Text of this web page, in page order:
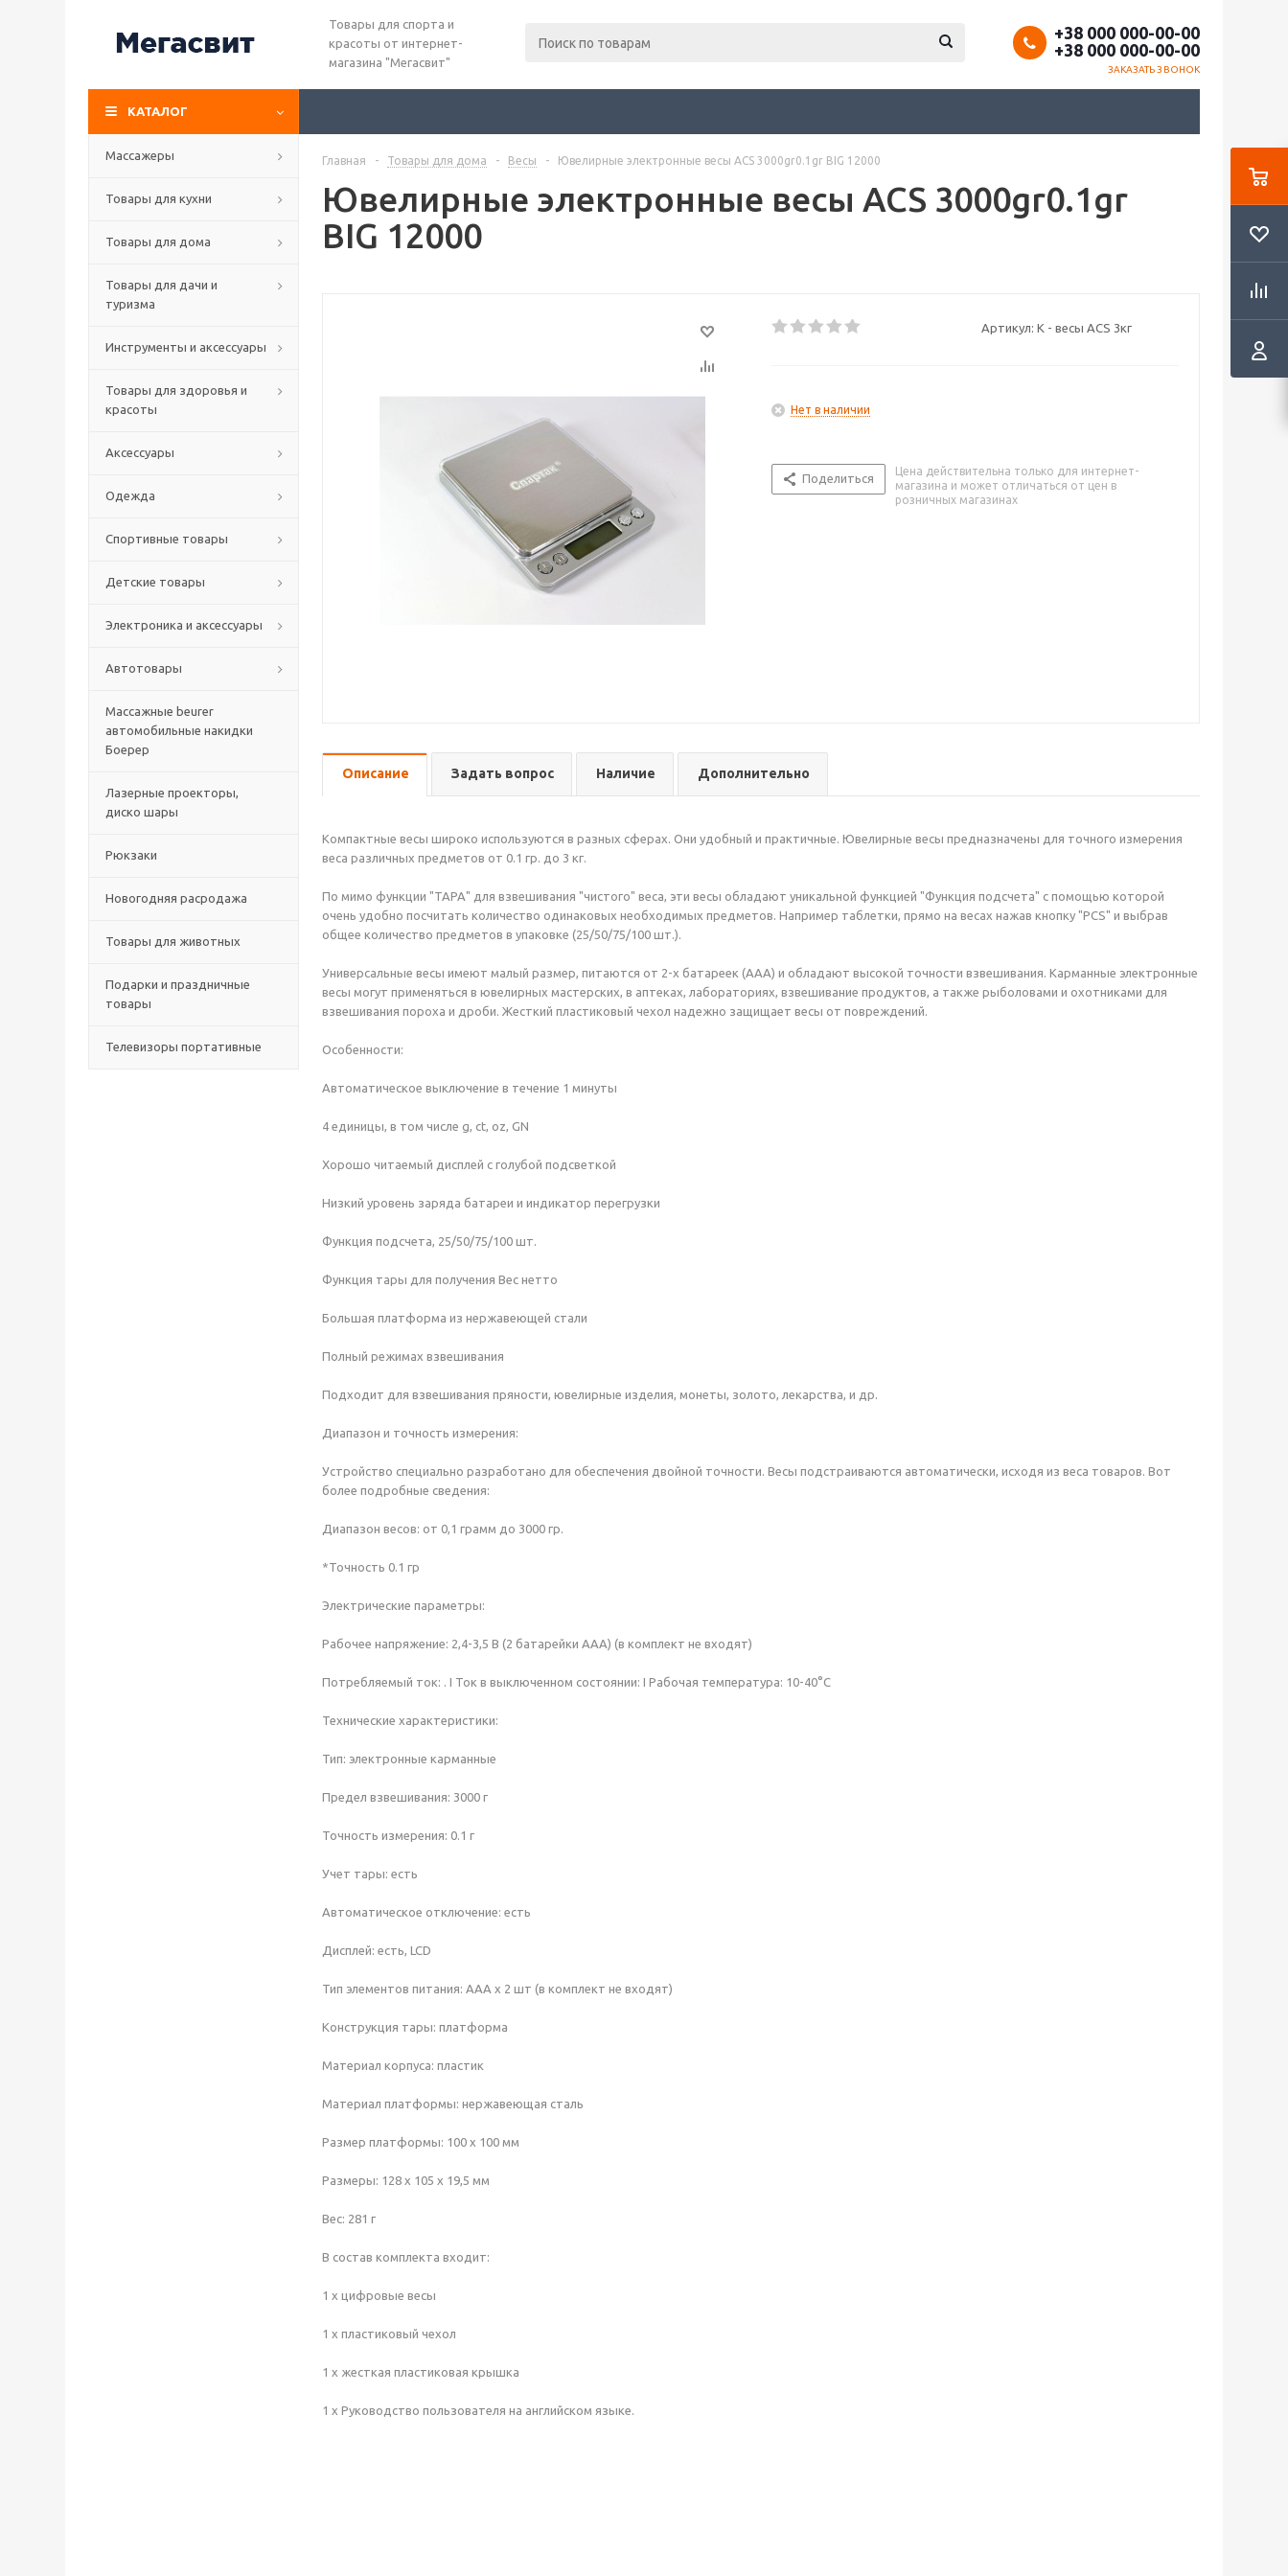
Товары для спорта и
красоты от интернет-
магазина "Мегасвит"
+38 000 000-00-00
+38 000 000-00-00
ЗАКАЗАТЬ ЗВОНОК
КАТАЛОГ
Массажеры
Товары для кухни
Товары для дома
Товары для дачи и
туризма
Инструменты и аксессуары
Товары для здоровья и
красоты
Аксессуары
Одежда
Спортивные товары
Детские товары
Электроника и аксессуары
Автотовары
Массажные beurer
автомобильные накидки
Боерер
Лазерные проекторы,
диско шары
Рюкзаки
Новогодняя расродажа
Товары для животных
Подарки и праздничные
товары
Телевизоры портативные
Главная - Товары для дома - Весы - Ювелирные электронные весы ACS 3000gr0.1gr BIG 12000
Ювелирные электронные весы ACS 3000gr0.1gr
BIG 12000
Артикул: К - весы ACS 3кг
Нет в наличии
Поделиться
Цена действительна только для интернет-
магазина и может отличаться от цен в
розничных магазинах
Описание Задать вопрос Наличие Дополнительно
Компактные весы широко используются в разных сферах. Они удобный и практичные. Ювелирные весы предназначены для точного измерения
веса различных предметов от 0.1 гр. до 3 кг.
По мимо функции "ТАРА" для взвешивания "чистого" веса, эти весы обладают уникальной функцией "Функция подсчета" с помощью которой
очень удобно посчитать количество одинаковых необходимых предметов. Например таблетки, прямо на весах нажав кнопку "PCS" и выбрав
общее количество предметов в упаковке (25/50/75/100 шт.).
Универсальные весы имеют малый размер, питаются от 2-х батареек (ААА) и обладают высокой точности взвешивания. Карманные электронные
весы могут применяться в ювелирных мастерских, в аптеках, лабораториях, взвешивание продуктов, а также рыболовами и охотниками для
взвешивания пороха и дроби. Жесткий пластиковый чехол надежно защищает весы от повреждений.
Особенности:
Автоматическое выключение в течение 1 минуты
4 единицы, в том числе g, ct, oz, GN
Хорошо читаемый дисплей с голубой подсветкой
Низкий уровень заряда батареи и индикатор перегрузки
Функция подсчета, 25/50/75/100 шт.
Функция тары для получения Вес нетто
Большая платформа из нержавеющей стали
Полный режимах взвешивания
Подходит для взвешивания пряности, ювелирные изделия, монеты, золото, лекарства, и др.
Диапазон и точность измерения:
Устройство специально разработано для обеспечения двойной точности. Весы подстраиваются автоматически, исходя из веса товаров. Вот
более подробные сведения:
Диапазон весов: от 0,1 грамм до 3000 гр.
*Точность 0.1 гр
Электрические параметры:
Рабочее напряжение: 2,4-3,5 В (2 батарейки AAA) (в комплект не входят)
Потребляемый ток: . I Ток в выключенном состоянии: I Рабочая температура: 10-40°C
Технические характеристики:
Тип: электронные карманные
Предел взвешивания: 3000 г
Точность измерения: 0.1 г
Учет тары: есть
Автоматическое отключение: есть
Дисплей: есть, LCD
Тип элементов питания: ААА х 2 шт (в комплект не входят)
Конструкция тары: платформа
Материал корпуса: пластик
Материал платформы: нержавеющая сталь
Размер платформы: 100 х 100 мм
Размеры: 128 x 105 х 19,5 мм
Вес: 281 г
В состав комплекта входит:
1 х цифровые весы
1 х пластиковый чехол
1 х жесткая пластиковая крышка
1 х Руководство пользователя на английском языке.